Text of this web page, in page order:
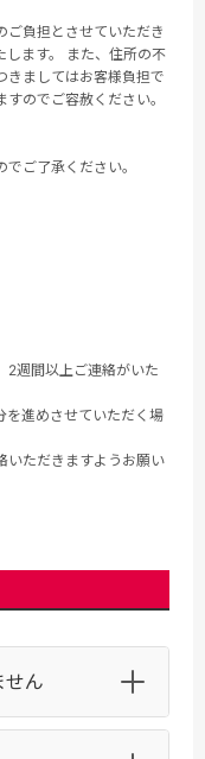
ご負担とさせていただき
します。 また、住所の不
きましてはお客様負担で
のでご容赦ください。
ご了承ください。
2週間以上ご連絡がいた
を進めさせていただく場
いただきますようお願い
せん